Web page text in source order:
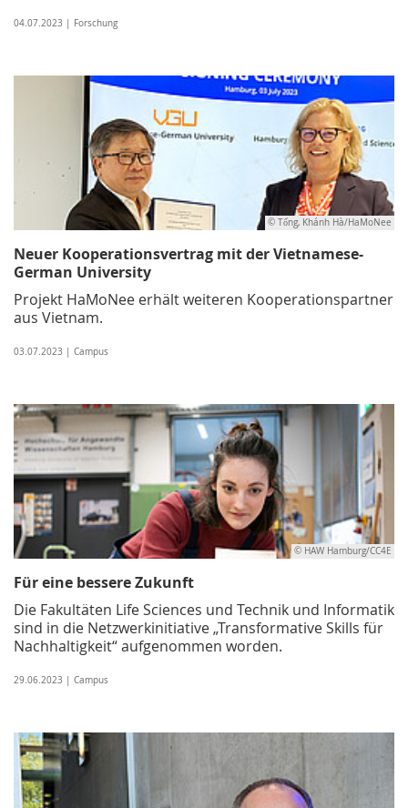
04.07.2023 | Forschung
© Tống, Khánh Hà/HaMoNee
Neuer Kooperationsvertrag mit der Vietnamese-
German University
Projekt HaMoNee erhält weiteren Kooperationspartner
aus Vietnam.
03.07.2023 | Campus
© HAW Hamburg/CC4E
Für eine bessere Zukunft
Die Fakultäten Life Sciences und Technik und Informatik
sind in die Netzwerkinitiative „Transformative Skills für
Nachhaltigkeit“ aufgenommen worden.
29.06.2023 | Campus